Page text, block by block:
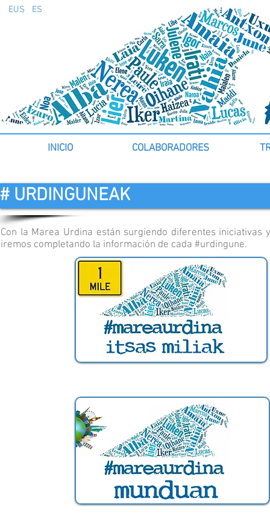
EUS ES
INICIO COLABORADORES
# URDINGUNEAK
Con la Marea Urdina están surgiendo diferentes
iremos completando la información de cada #urdingune.